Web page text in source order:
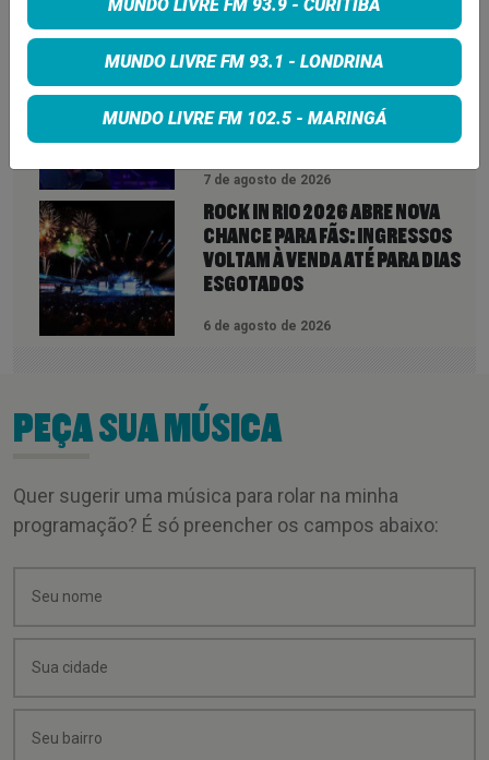
7 de agosto de 2026
FOO FIGHTERS ANUNCIA TURNÊ
PELA AMÉRICA DO SUL EM 2027 E
DEIXA BRASIL FORA DA PRIMEIRA
ETAPA
7 de agosto de 2026
ROCK IN RIO 2026 ABRE NOVA
CHANCE PARA FÃS: INGRESSOS
VOLTAM À VENDA ATÉ PARA DIAS
ESGOTADOS
6 de agosto de 2026
PEÇA SUA MÚSICA
Quer sugerir uma música para rolar na minha
programação? É só preencher os campos abaixo:
MUNDO LIVRE FM 93.9 - CURITIBA
MUNDO LIVRE FM 93.1 - LONDRINA
MUNDO LIVRE FM 102.5 - MARINGÁ